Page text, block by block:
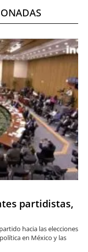
partidistas,
hacia las elecciones
en México y las